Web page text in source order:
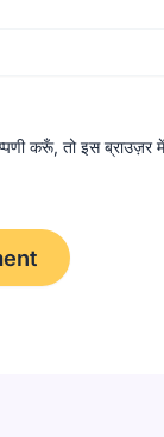
करूँ, तो इस ब्राउज़र